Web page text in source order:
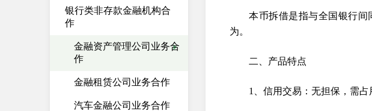
银行类非存款金融机构合
作
金融资产管理公司业务合
作
金融租赁公司业务合作
汽车金融公司业务合作
本币拆借是指与全国银行
为。
二、产品特点
1、信用交易：无担保，需占